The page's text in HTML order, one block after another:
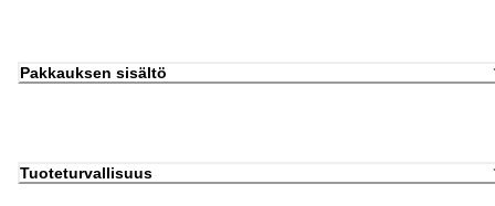
Pakkauksen sisältö
Tuoteturvallisuus